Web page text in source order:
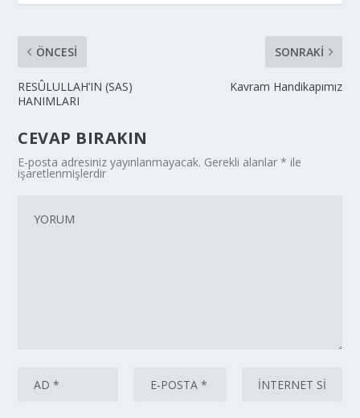
ÖNCESI
RESÛLULLAH’IN (SAS)
HANIMLARI
SONRAKI
Kavram Handikapımız
CEVAP BIRAKIN
E-posta adresiniz yayınlanmayacak. Gerekli alanlar* ile
işaretlenmişlerdir